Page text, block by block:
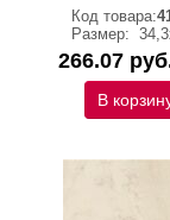
Код товара:
Размер:
266.07
В